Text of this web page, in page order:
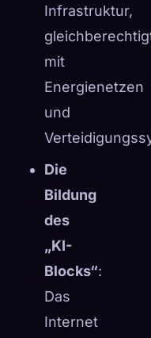
Infrastruktur,
mit
Energienetzen
und
Die
Bildung
des
„KI-
Blocks“:
Das
Internet